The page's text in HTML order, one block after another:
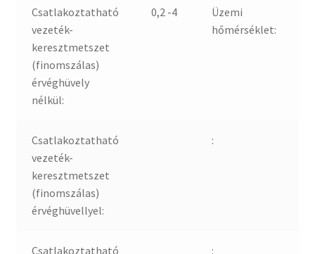
Csatlakoztatható
vezeték-
keresztmetszet
(finomszálas)
érvéghüvely
nélkül:
0,2 -4
Üzemi
hőmérséklet:
Csatlakoztatható
vezeték-
keresztmetszet
(finomszálas)
érvéghüvellyel:
:
Csatlakoztatható :